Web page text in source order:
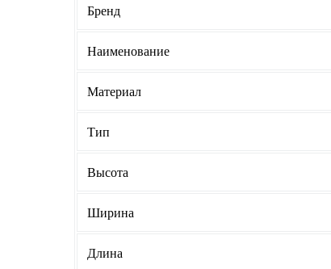
Бренд
Наименование
Материал
Тип
Высота
Ширина
Длина